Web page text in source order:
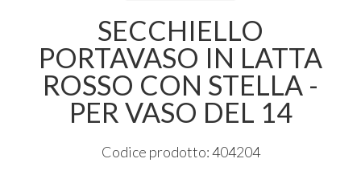
SECCHIELLO
PORTAVASO IN LATTA
ROSSO CON STELLA -
PER VASO DEL 14
Codice prodotto: 404204